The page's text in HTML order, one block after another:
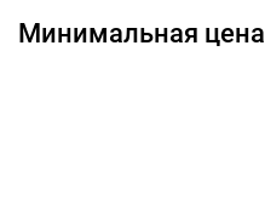
Минимальная цена